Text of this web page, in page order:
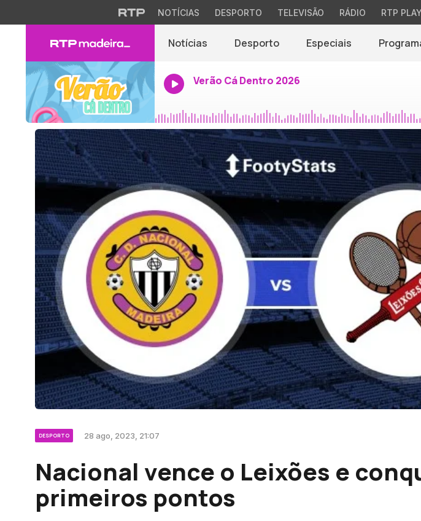
NOTÍCIAS DESPORTO TELEVISÃO RÁDIO RTP PLAY
Notícias Desporto Especiais
Verão Cá Dentro 2026
DESPORTO 28 ago, 2023, 21:07
Nacional vence o Leixões e
primeiros pontos